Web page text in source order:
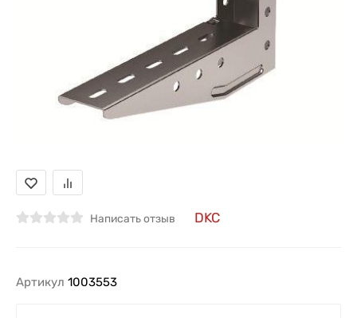
Написать отзыв DKC
Артикул 1003553